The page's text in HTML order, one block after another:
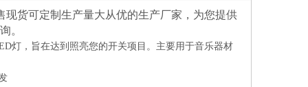
现货可定制生产量大从优的生产厂家，为您提供
。
灯，旨在达到照亮您的开关项目。主要用于音乐器材